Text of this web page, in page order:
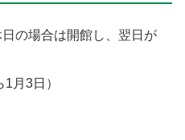
の場合は開館し、翌日が
月3日）